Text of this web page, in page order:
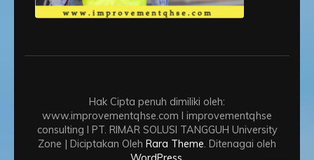
Hak Cipta penuh dimiliki oleh:
www.improvementqhse.com I improvementqhse
consulting I PT. RIMAR SOLUSI TANGGUH University
Zone | Diciptakan Oleh Rara Theme . Ditenagai oleh